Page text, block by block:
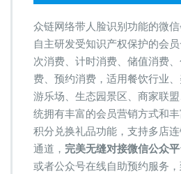
众链网络带人脸识别功能的微
自主研发受知识产权保护的会
次消费、计时消费、储值消费
费、预约消费，适用餐饮行业
游乐场、生态园景区、商家联
统拥有丰富的会员营销方式和
积分兑换礼品功能，支持多店
通道， 完美无缝对接微信公众
或者公众号在线自助预约服务